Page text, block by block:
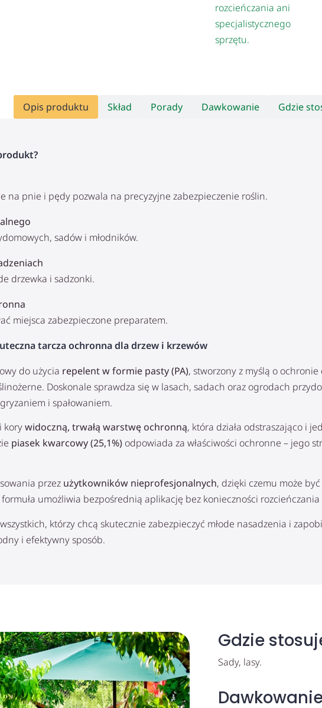
rozcieńczania ani
specjalistycznego
sprzętu.
Opis produktu Skład Porady Dawkowanie Gdzie
na pnie i pędy pozwala na precyzyjne zabezpieczenie roślin.
sadów i młodników.
drzewka i sadzonki.
miejsca zabezpieczone preparatem.
tarcza ochronna dla drzew i krzewów
do użycia repelent w formie pasty (PA), stworzony z myślą o
Doskonale sprawdza się w lasach, sadach oraz ogrodach
i spałowaniem.
korywidoczną, trwałą warstwę ochronną, która działa odstraszająco i
piasek kwarcowy (25,1%)odpowiada za właściwości ochronne – jego
przez użytkowników nieprofesjonalnych, dzięki czemu może
umożliwia bezpośrednią aplikację bez konieczności
którzy chcą skutecznie zabezpieczyć młode nasadzenia i
i efektywny sposób.
Gdzie
Sady, lasy.